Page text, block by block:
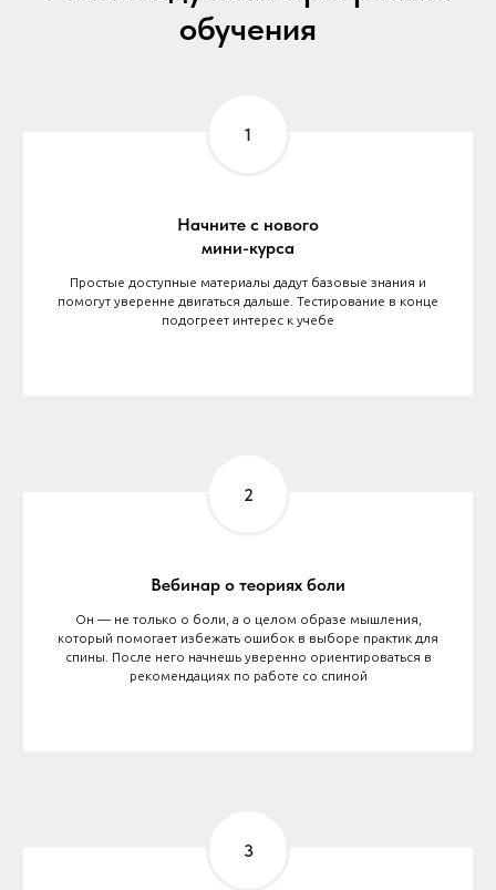
обучения
Начните с нового
мини-курса
Простые доступные материалы дадут базовые знания и
помогут уверенне двигаться дальше. Тестирование в конце
подогреет интерес к учебе
Вебинар о теориях боли
Он — не только о боли, а о целом образе мышления,
который помогает избежать ошибок в выборе практик для
спины. После него начнешь уверенно ориентироваться в
рекомендациях по работе со спиной